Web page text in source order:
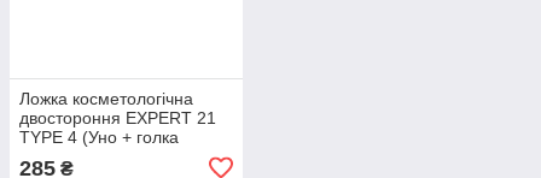
Ложка косметологічна
двостороння EXPERT 21
TYPE 4 (Уно + голка
285 ₴